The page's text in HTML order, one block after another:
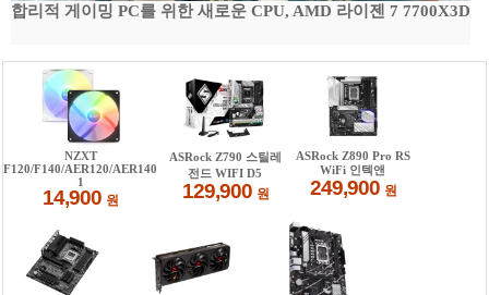
합리적 게이밍 PC를 위한 새로운 CPU, AMD 라이젠 7 7700X3D